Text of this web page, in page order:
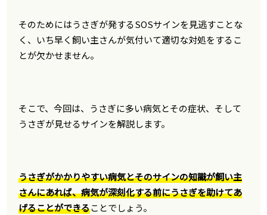
そのためにはうさぎが発するSOSサインを見逃すことな
く、いち早く飼い主さんが気付いて適切な対処をするこ
とが欠かせません。
そこで、今回は、うさぎに多い病気とその症状、そして
うさぎが見せるサインを解説します。
うさぎがかかりやすい病気とそのサインの知識が飼い主
さんにあれば、病気が深刻化する前にうさぎを助けてあ
げることができることでしょう。